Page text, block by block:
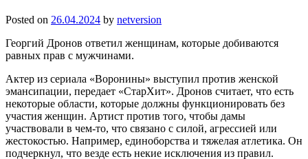
Posted on 26.04.2024 by netversion
Георгий Дронов ответил женщинам, которые добиваются
равных прав с мужчинами.
Актер из сериала «Воронины» выступил против женской
эмансипации, передает «СтарХит». Дронов считает, что есть
некоторые области, которые должны функционировать без
участия женщин. Артист против того, чтобы дамы
участвовали в чем-то, что связано с силой, агрессией или
жестокостью. Например, единоборства и тяжелая атлетика. Он
подчеркнул, что везде есть некие исключения из правил.